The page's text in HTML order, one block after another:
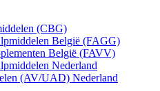
(CBG)
België (FAGG)
België (FAVV)
Nederland
(AV/UAD) Nederland